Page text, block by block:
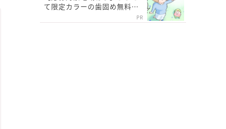
て限定カラーの歯固め無料…
PR